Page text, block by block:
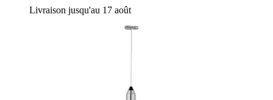
Livraison jusqu'au 17 août